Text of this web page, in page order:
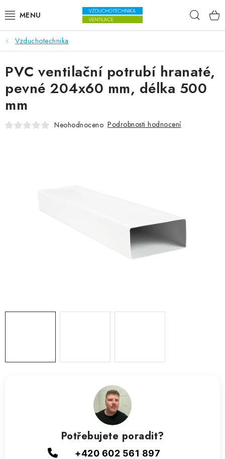
VENTILÁTORY
VZDUCHOTECHNIKA
REKUPERACE
TOPENÍ A CHLAZENÍ
ZVLHČOVAČE VZDUCHU PRŮMYSLOVÉ
NAHŘÍVACÍ POLŠTÁŘEK S LÁVOVÝM PÍSKEM
Vzduchotechnika
PVC ventilační potrubí hranaté,
pevné 204x60 mm, délka 500
mm
Neohodnoceno Podrobnosti hodnocení
Potřebujete poradit?
+420 602 561 897